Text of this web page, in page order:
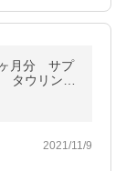
月分 サプ
タウリン
2021/11/9